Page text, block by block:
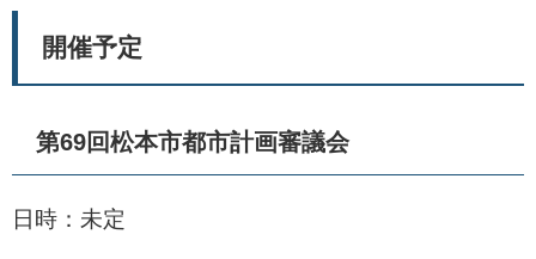
開催予定
第69回松本市都市計画審議会
日時：未定